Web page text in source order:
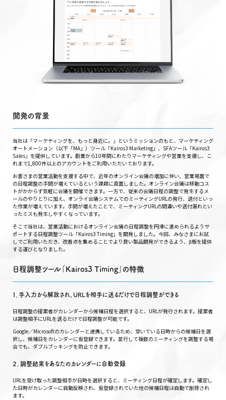
開発の背景
当社は「マーケティングを、もっと身近に。」というミッションのもと、マーケティング
オートメーション（以下「MA」）ツール「Kairos3 Marketing」、SFAツール「Kairos3
Sales」を提供しています。創業から10年間にわたりマーケティングや営業を支援し、こ
れまで1,800件以上のアカウントをご利用いただいております。
お客さまの営業活動を支援する中で、近年のオンライン会議の増加に伴い、営業場面で
の日程調整の手間が増えているという課題に直面しました。オンライン会議は移動コス
トがかからず気軽に会議を開催できます。一方で、従来の会議日程の調整で発生するメ
ールのやりとりに加え、オンライ会議システムでのミーティングURLの発行、送付といっ
た作業が増えています。手間が増えたことで、ミーティングURLの間違いや送付漏れとい
ったミスも発生しやすくなっています。
そこで当社は、営業活動におけるオンライン会議の日程調整を円滑に進められるようサ
ポートする日程調整ツール「Kairos3 Timing」を開発しました。今回、みなさまにお試
しでご利用いただき、改善点を集めることでより良い製品開発ができるよう、β版を提供
する運びとなりました。
日程調整ツール「Kairos3 Timing」の特徴
１．手入力から解放され、URLを相手に送るだけで日程調整ができる
日程調整の提案者がカレンダーから候補日程を選択すると、URLが発行されます。提案者
は調整相手にURLを送るだけで日程調整が可能です。
Google／Microsoftのカレンダーと連携しているため、空いている日時からの候補日を選
択し、候補日をカレンダーに仮登録できます。並行して複数のミーティングを調整する場
合でも、ダブルブッキングを防止できます。
２．調整結果をあなたのカレンダーに自動登録
URLを受け取った調整相手が日時を選択すると、ミーティング日程が確定します。確定し
た日時がカレンダーに自動反映され、仮登録されていた他の候補日程は自動で削除され
ます。